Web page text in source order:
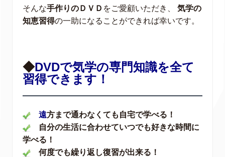
そんな手作りのＤＶＤ をご愛顧いただき、 気学の
知恵習得の一助になることができれば幸いです。
◆DVDで気学の専門知識を全て
習得できます！
遠方まで通わなくても自宅で学べる！
自分の生活に合わせていつでも好きな時間に
学べる！
何度でも繰り返し復習が出来る！